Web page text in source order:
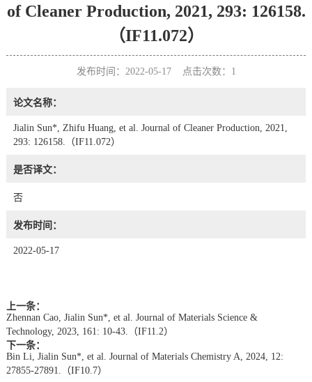
of Cleaner Production, 2021, 293: 126158.
（IF11.072）
发布时间：2022-05-17 点击次数： 1
论文名称：
Jialin Sun*, Zhifu Huang, et al. Journal of Cleaner Production, 2021,
293: 126158.（IF11.072）
是否译文：
否
发布时间：
2022-05-17
上一条：
Zhennan Cao, Jialin Sun*, et al. Journal of Materials Science &
Technology, 2023, 161: 10-43.（IF11.2）
下一条：
Bin Li, Jialin Sun*, et al. Journal of Materials Chemistry A, 2024, 12:
27855-27891.（IF10.7）